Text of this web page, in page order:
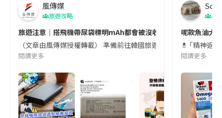
風傳媒
旅遊攻略
旅遊注意｜搭飛機帶尿袋標明mAh都會被沒收😱出發前切記檢查
（文章由風傳媒授權轉載） 準備前往韓國旅遊的民眾，近期要
閱讀更多
Soul
呢款魚油大
💊 ｢精神返
閱讀更多